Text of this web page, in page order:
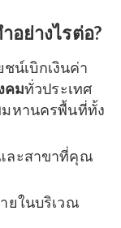
อย่างไรต่อ?
น์เบิกเงินค่า
คมทั่วประเทศ
มหานครพื้นที่ทั้ง
ละสาขาที่คุณ
ยในบริเวณ